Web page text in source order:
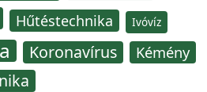
Hűtéstechnika Ivóvíz
Koronavírus Kémény